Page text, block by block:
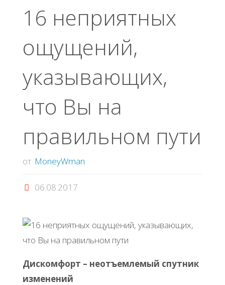
16 неприятных
ощущений,
указывающих,
что Вы на
правильном пути
от MoneyWman
06.08.2017
Дискомфорт – неотъемлемый спутник
изменений